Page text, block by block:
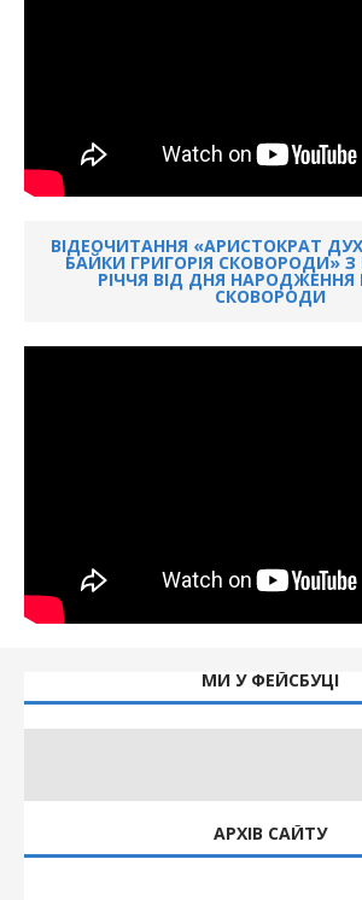
ВІДЕОЧИТАННЯ «АРИСТОКРАТ
БАЙКИ ГРИГОРІЯ СКОВОРОДИ» З
РІЧЧЯ ВІД ДНЯ НАРОДЖЕННЯ
СКОВОРОДИ
МИ У ФЕЙСБУЦІ
АРХІВ САЙТУ